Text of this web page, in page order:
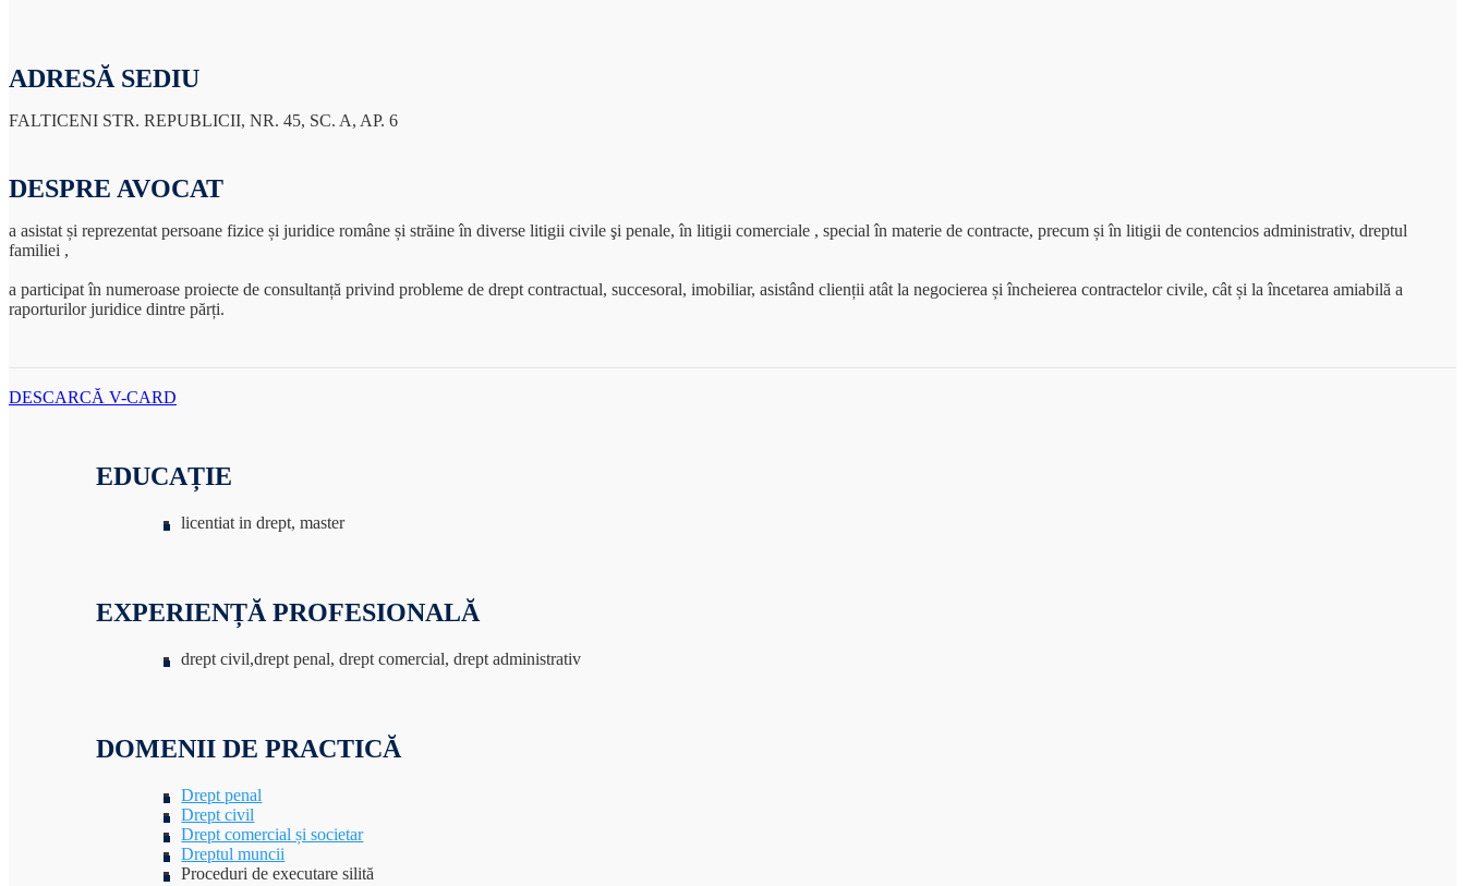
ADRESĂ SEDIU
FALTICENI STR. REPUBLICII, NR. 45, SC. A, AP. 6
DESPRE AVOCAT
a asistat și reprezentat persoane fizice și juridice române și străine în diverse litigii civile şi penale, în litigii comerciale , special în materie de contracte, precum și în litigii de contencios administrativ, dreptul
familiei ,
a participat în numeroase proiecte de consultanță privind probleme de drept contractual, succesoral, imobiliar, asistând clienții atât la negocierea și încheierea contractelor civile, cât și la încetarea amiabilă a
raporturilor juridice dintre părți.
DESCARCĂ V-CARD
EDUCAȚIE
licentiat in drept, master
EXPERIENȚĂ PROFESIONALĂ
drept civil,drept penal, drept comercial, drept administrativ
DOMENII DE PRACTICĂ
Drept penal
Drept civil
Drept comercial și societar
Dreptul muncii
Proceduri de executare silită